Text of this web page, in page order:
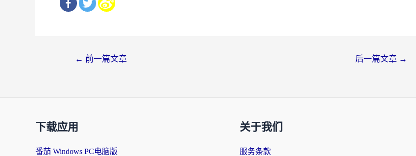
← 前一篇文章 后一篇文章 →
下载应用
番茄 Windows PC电脑版
关于我们
服务条款